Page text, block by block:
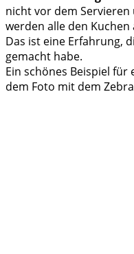
nicht vor dem
werden alle den Kuchen
Das ist eine Erfahrung,
gemacht habe.
Ein schönes Beispiel
dem Foto mit dem